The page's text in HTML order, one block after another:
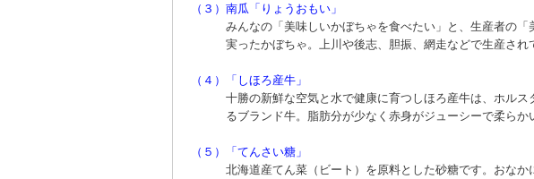
（３） 南瓜「りょうおもい」
みんなの「美味しいかぼちゃを食べたい」と、生産者の「
実ったかぼちゃ。上川や後志、胆振、網走などで生産され
（４）
「しほろ産牛」
十勝の新鮮な空気と水で健康に育つしほろ産牛は、ホル
るブランド牛。脂肪分が少なく赤身がジューシーで柔らか
（５）
「てんさい糖」
北海道産てん菜（ビート）を原料とした砂糖です。おな